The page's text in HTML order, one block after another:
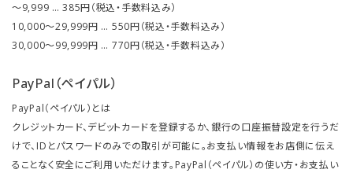
～9,999 … 385円（税込・手数料込み）
10,000～29,999円 … 550円（税込・手数料込み）
30,000～99,999円 … 770円（税込・手数料込み）
PayPal（ペイパル）
PayPal（ペイパル）とは
クレジットカード、デビットカードを登録するか、銀行の口座振替設定を行うだ
けで、IDとパスワードのみでの取引が可能に。お支払い情報をお店側に伝え
ることなく安全にご利用いただけます。PayPal（ペイパル）の使い方・お支払い